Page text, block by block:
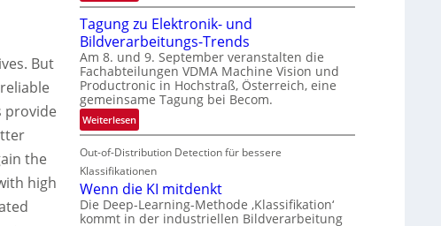
But
provide
the
high
g
l
i
c
h
k
e
i
t
e
n
d
e
r
i
n
V
I
S
N
T
G
u
i
d
e
d
T
o
r
e
n
a
Tagung zu Elektronik- und
Bildverarbeitungs-Trends
Am 8. und 9. September veranstalten die
Fachabteilungen VDMA Machine Vision und
Productronic in Hochstraß, Österreich, eine
gemeinsame Tagung bei Becom.
Weiterlesen:
T
a
g
u
n
g
Out-of-Distribution Detection für bessere
Klassifikationen
Wenn die KI mitdenkt
Die Deep-Learning-Methode ‚Klassifikation‘
kommt in der industriellen Bildverarbeitung